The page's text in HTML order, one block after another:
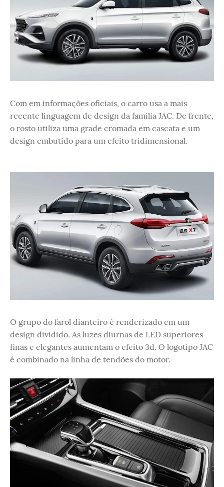
Com em informações oficiais, o carro usa a mais
recente linguagem de design da família JAC. De frente,
o rosto utiliza uma grade cromada em cascata e um
design embutido para um efeito tridimensional.
O grupo do farol dianteiro é renderizado em um
design dividido. As luzes diurnas de LED superiores
finas e elegantes aumentam o efeito 3d. O logotipo JAC
é combinado na linha de tendões do motor.